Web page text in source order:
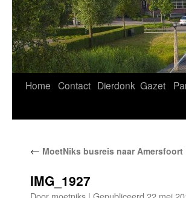
Home Contact Dierdonk Gazet
← MoetNiks busreis naar Amersfoort
IMG_1927